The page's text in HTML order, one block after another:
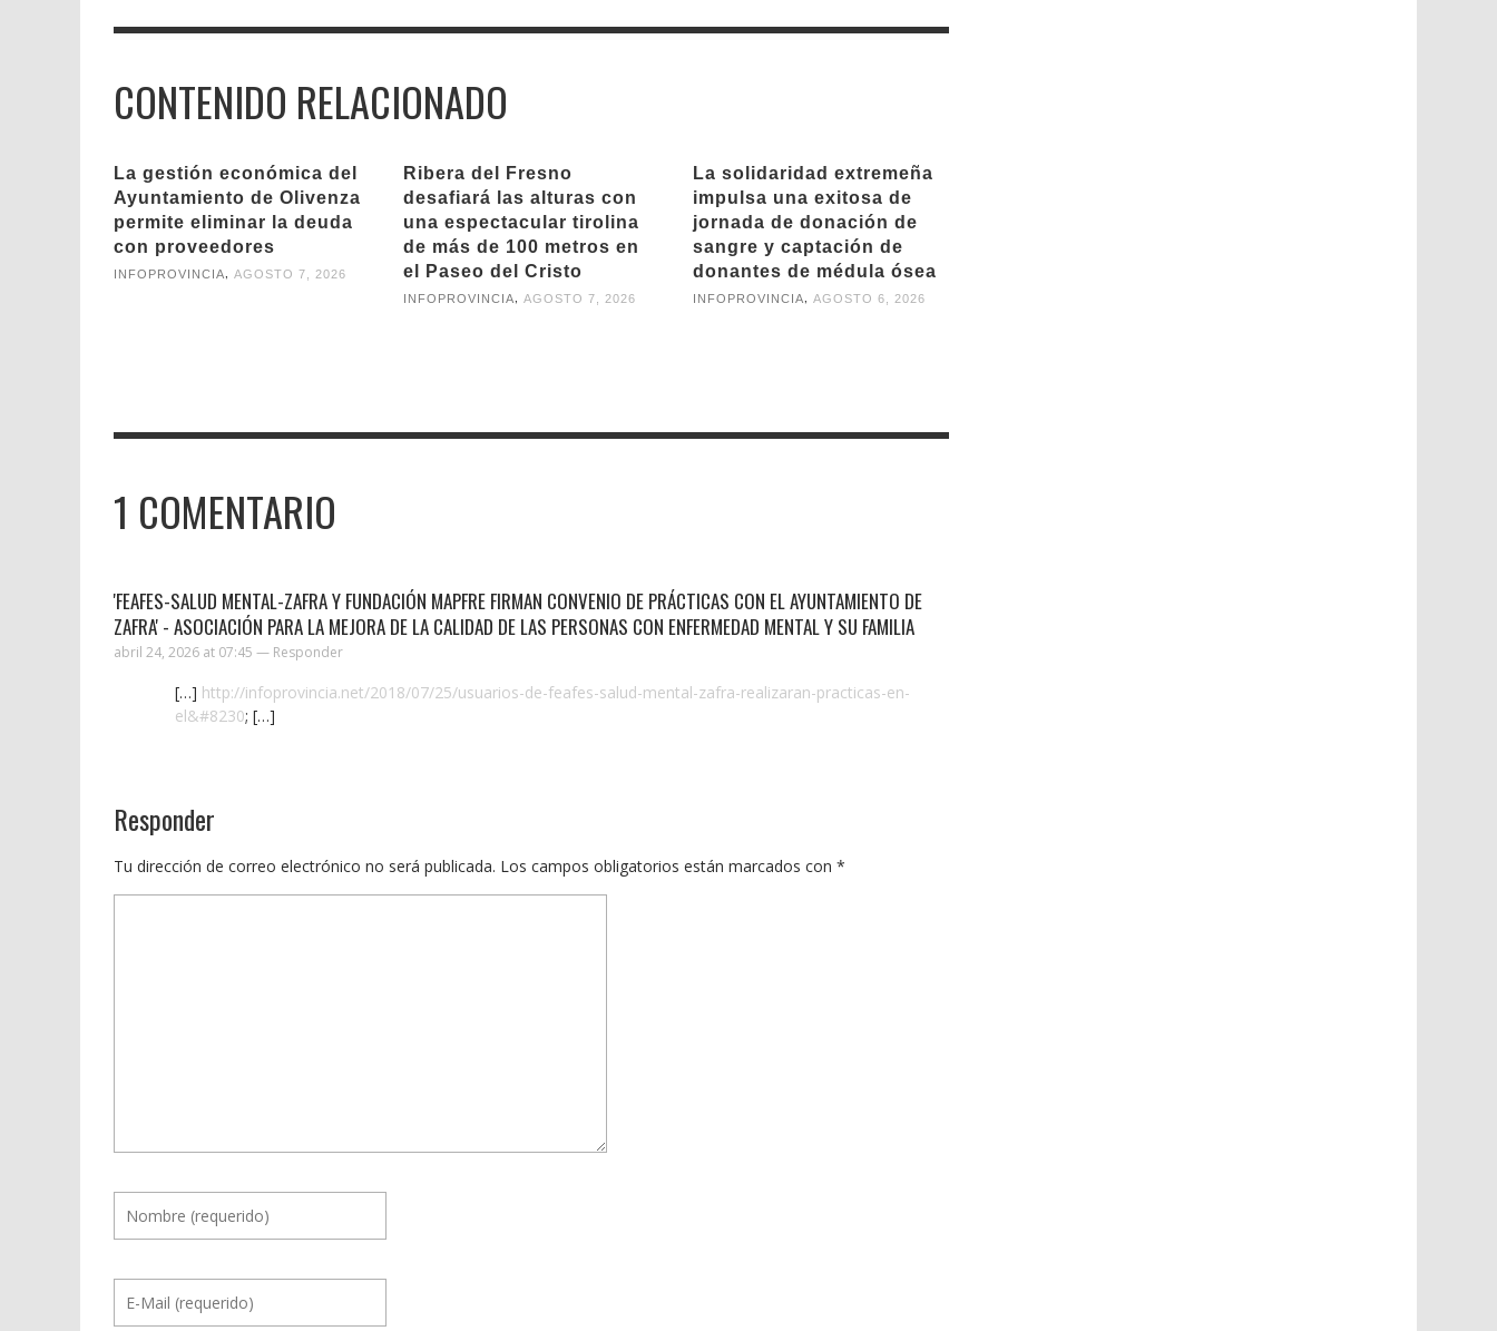
CONTENIDO RELACIONADO
La gestión económica del
Ayuntamiento de Olivenza
permite eliminar la deuda
con proveedores
INFOPROVINCIA AGOSTO 7, 2026
Ribera del Fresno
desafiará las alturas con
una espectacular tirolina
de más de 100 metros en
el Paseo del Cristo
INFOPROVINCIA AGOSTO 7, 2026
La solidaridad extremeña
impulsa una exitosa de
jornada de donación de
sangre y captación de
donantes de médula ósea
INFOPROVINCIA AGOSTO 6, 2026
1 COMENTARIO
'FEAFES-SALUD MENTAL-ZAFRA Y FUNDACIÓN MAPFRE FIRMAN CONVENIO DE PRÁCTICAS CON EL AYUNTAMIENTO DE
ZAFRA' - ASOCIACIÓN PARA LA MEJORA DE LA CALIDAD DE LAS PERSONAS CON ENFERMEDAD MENTAL Y SU FAMILIA
abril 24, 2026 at 07:45 — Responder
[…] http://infoprovincia.net/2018/07/25/usuarios-de-feafes-salud-mental-zafra-realizaran-practicas-en-
el&#8230; […]
Responder
Tu dirección de correo electrónico no será publicada. Los campos obligatorios están marcados con *